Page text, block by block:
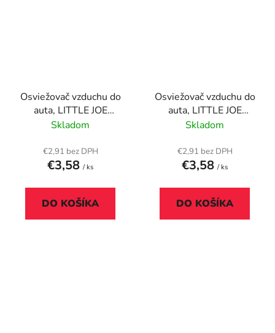
Osviežovač vzduchu do
auta, LITTLE JOE
"Strawberry",
Skladom
€2,91 bez DPH
€3,58 / ks
DO KOŠÍKA
Osviežovač vzduchu do
auta, LITTLE JOE
"Tonic", modrý
Skladom
€2,91 bez DPH
€3,58 / ks
DO KOŠÍKA